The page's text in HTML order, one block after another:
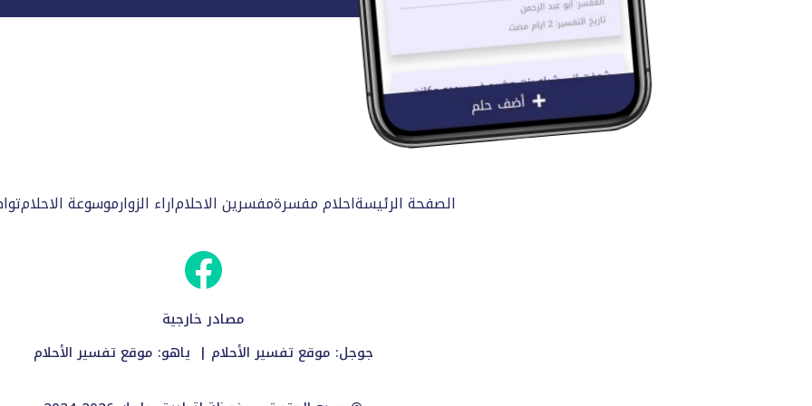
الصفحة الرئيسةاحلام مفسرةمفسرين الاحلاماراء الزوارموسوعة الاحلام
مصادر خارجية
جوجل: موقع تفسير الأحلام | ياهو: موقع تفسير الأحلام